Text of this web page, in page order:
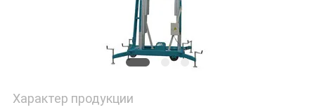
Характер продукции